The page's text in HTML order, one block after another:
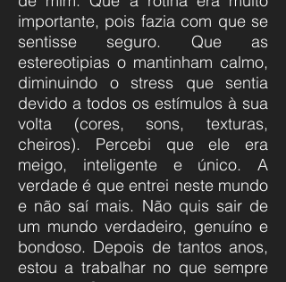
importante, pois fazia com que se
sentisse seguro. Que as
estereotipias o mantinham calmo,
diminuindo o stress que sentia
devido a todos os estímulos à sua
volta (cores, sons, texturas,
cheiros). Percebi que ele era
meigo, inteligente e único. A
verdade é que entrei neste mundo
e não saí mais. Não quis sair de
um mundo verdadeiro, genuíno e
bondoso. Depois de tantos anos,
estou a trabalhar no que sempre